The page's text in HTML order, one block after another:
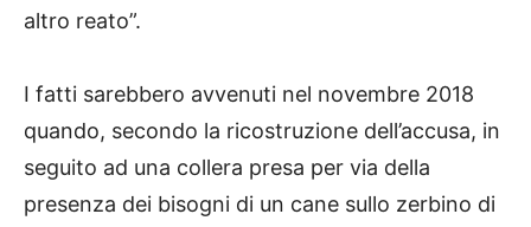
altro reato”.
I fatti sarebbero avvenuti nel novembre 2018
quando, secondo la ricostruzione dell’accusa, in
seguito ad una collera presa per via della
presenza dei bisogni di un cane sullo zerbino di